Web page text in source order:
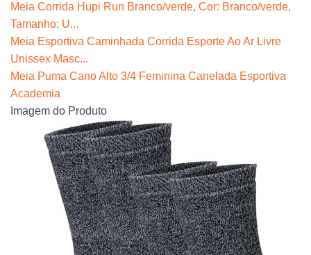
Meia Corrida Hupi Run Branco/verde, Cor: Branco/verde,
Tamanho: U...
Meia Esportiva Caminhada Corrida Esporte Ao Ar Livre
Unissex Masc...
Meia Puma Cano Alto 3/4 Feminina Canelada Esportiva
Academia
Imagem do Produto